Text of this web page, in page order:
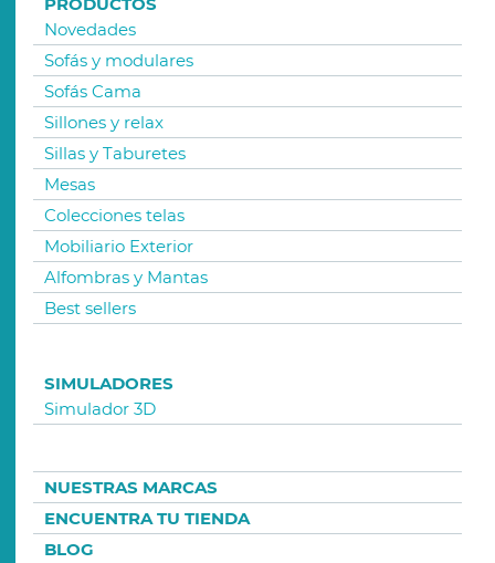
Novedades
Sofás y modulares
Sofás Cama
Sillones y relax
Sillas y Taburetes
Mesas
Colecciones telas
Mobiliario Exterior
Alfombras y Mantas
Best sellers
SIMULADORES
Simulador 3D
NUESTRAS MARCAS
ENCUENTRA TU TIENDA
BLOG